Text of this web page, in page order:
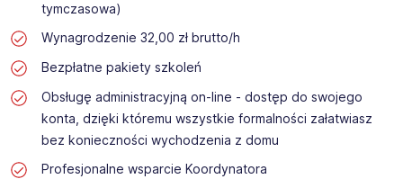
tymczasowa)
Wynagrodzenie 32,00 zł brutto/h
Bezpłatne pakiety szkoleń
Obsługę administracyjną on-line - dostęp do swojego
konta, dzięki któremu wszystkie formalności załatwiasz
bez konieczności wychodzenia z domu
Profesjonalne wsparcie Koordynatora